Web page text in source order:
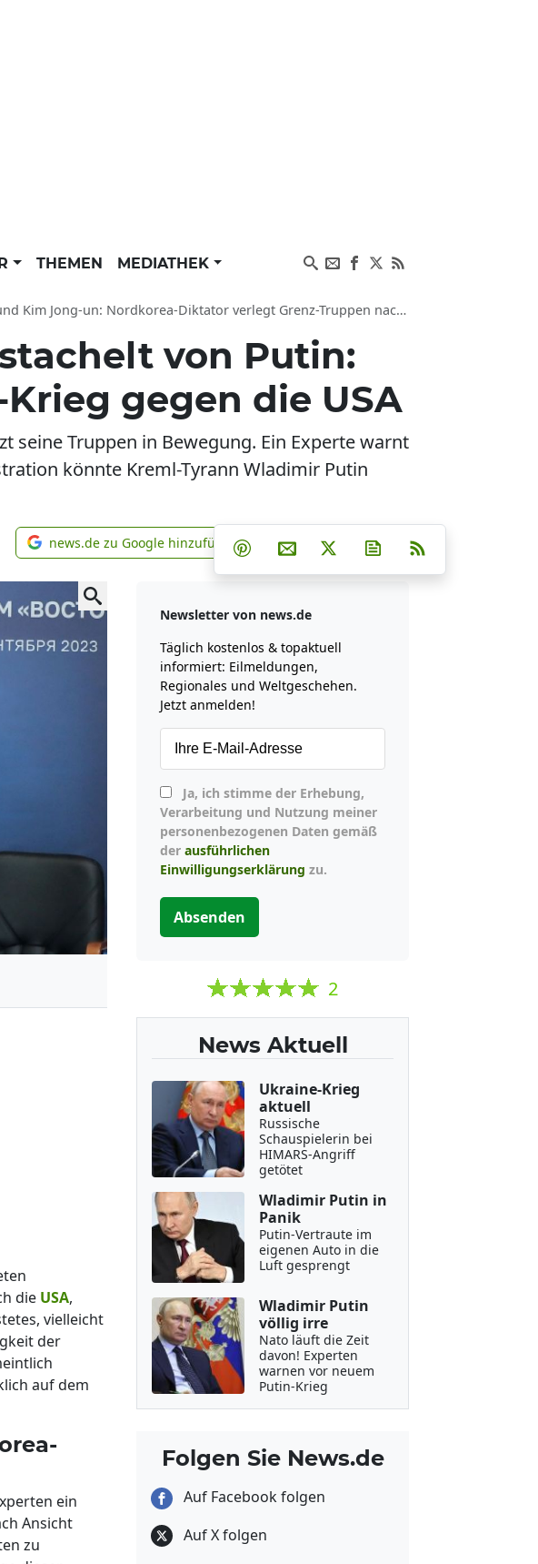
THEMEN MEDIATHEK
Nordkorea-Diktator verlegt Grenz-Truppen nach Pakt mit Wladimir Putin
von Putin:
gegen die USA
seine Truppen in Bewegung. Ein Experte warnt
könnte Kreml-Tyrann Wladimir Putin
news.de zu Google hinzufügen
news.de zu Google hinzufügen Teilen auf Facebook
Teilen auf Whatsapp
Teilen auf Telegram
Teilen auf Pinterest
Per E-Mail teilen
Post auf XNewsletter
die USA,
vielleicht
der
auf dem
ein
Ansicht
zu
Newsletter von news.de
Täglich kostenlos & topaktuell
informiert: Eilmeldungen,
Regionales und Weltgeschehen.
Jetzt anmelden!
Verarbeitung und Nutzung meiner
personenbezogenen Daten gemäß
der ausführlichen
Einwilligungserklärung zu.
Absenden
2
News Aktuell
Ukraine-Krieg
aktuell
Russische
Schauspielerin bei
HIMARS-Angriff
getötet
Wladimir Putin in
Panik
Putin-Vertraute im
eigenen Auto in die
Luft gesprengt
Wladimir Putin
völlig irre
Nato läuft die Zeit
davon! Experten
warnen vor neuem
Putin-Krieg
Folgen Sie News.de
Auf Facebook folgen
Auf X folgen